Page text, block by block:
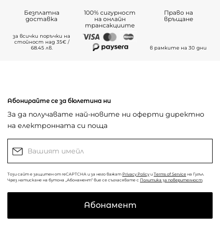
Безплатна
доставка
за всички поръчки на
стойност над 35€ /
68.45 лв.
100% сигурност
на онлайн
трансакциите
Право на
връщане
в рамките на 30 дни
Абонирайте се за бюлетина ни
За да получавате най-новите ни оферти директно
на електронната си поща
Този сайт е защитен от reCAPTCHA и за него важат Privacy Policy и Terms of Service на Гугъл.
Чрез натискане на бутона „Абонамент“ вие се съгласявате с Политика за поверителност
Абонамент